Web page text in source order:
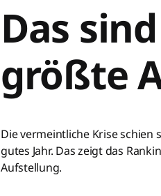
Das
größte
Die vermeintliche Krise schien
gutes Jahr. Das zeigt das
Aufstellung.